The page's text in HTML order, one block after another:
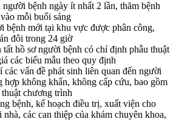
bệnh ngày ít nhất 2 lần, thăm bệnh
mỗi buổi sáng
bệnh mới tại khu vực được phân công,
đôi trong 24 giờ
tất hồ sơ người bệnh có chỉ định phẫu thuật
các biểu mẫu theo quy định
vấn đề phát sinh liên quan đến người
hợp không khẩn, không cấp cứu, bao gồm
chương trình
bệnh, kế hoạch điều trị, xuất viện cho
các can thiệp của khám chuyên khoa,